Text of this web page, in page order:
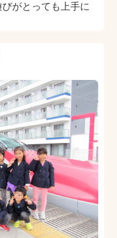
がとっても上手に